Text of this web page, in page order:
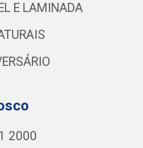
E LAMINADA
2000